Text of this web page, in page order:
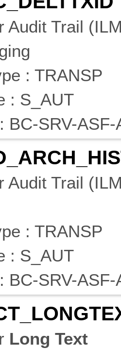
Audit Trail
: TRANSP
: S_AUT
BC-SRV-ASF-
Audit Trail
: TRANSP
: S_AUT
BC-SRV-ASF-
LONG
Long Text